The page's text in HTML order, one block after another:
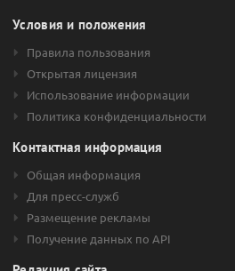
Условия и положения
Правила пользования
Открытая лицензия
Использование информации
Политика конфиденциальности
Контактная информация
Общая информация
Для пресс-служб
Размещение рекламы
Получение данных по API